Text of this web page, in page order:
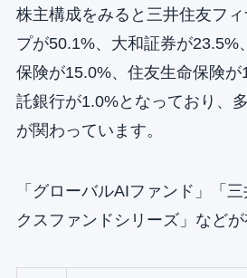
株主構成をみると三井住友フ
プが50.1%、大和証券が23.5%
保険が15.0%、住友生命保険
託銀行が1.0%となっており、
が関わっています。
「グローバルAIファンド」「
クスファンドシリーズ」などが